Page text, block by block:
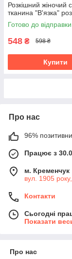
Розкішний жіночий
тканина "В'язка"
Готово до
548 ₴ 598 ₴
Купити
Про нас
96%
Працює з
м. Кременчук
вул. 1905
Контакти
Сьогодні
Показати
Про нас